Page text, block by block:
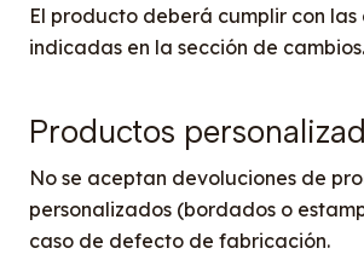
El producto deberá cumplir con las
indicadas en la sección de cambios.
Productos
No se aceptan devoluciones de
personalizados (bordados o
caso de defecto de fabricación.